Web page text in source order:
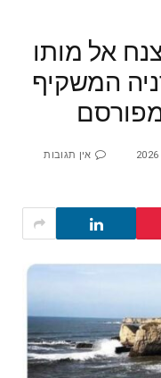
אל מותו
המשקיף
אין תגובות